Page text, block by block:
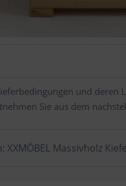
und
Sie aus dem
XXMÖBEL Massivholz